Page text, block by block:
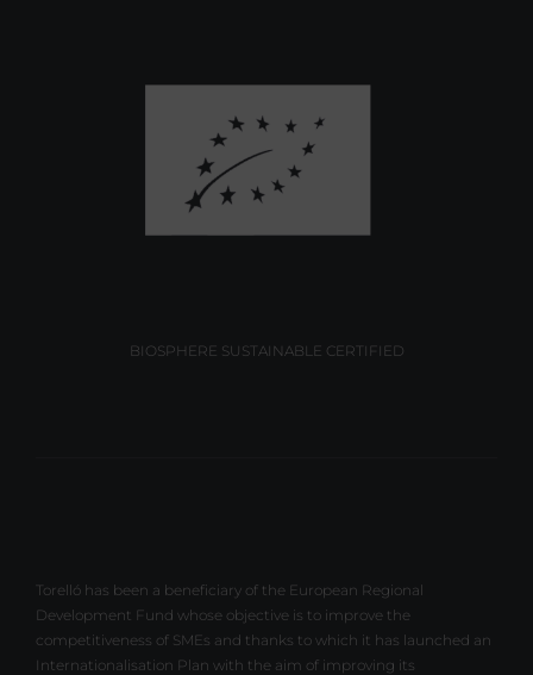
BIOSPHERE SUSTAINABLE CERTIFIED
Torelló has been a beneficiary of the European Regional
Development Fund whose objective is to improve the
competitiveness of SMEs and thanks to which it has launched an
Internationalisation Plan with the aim of improving its